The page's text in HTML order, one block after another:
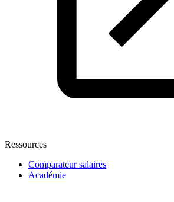
Ressources
Comparateur salaires
Académie